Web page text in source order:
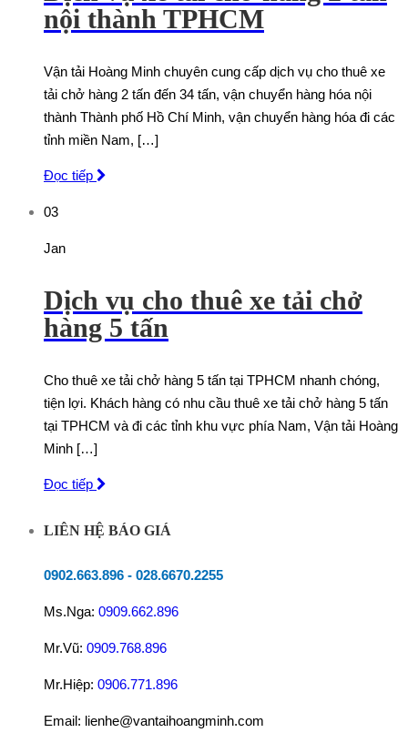
nội thành TPHCM
Vận tải Hoàng Minh chuyên cung cấp dịch vụ cho thuê xe
tải chở hàng 2 tấn đến 34 tấn, vận chuyển hàng hóa nội
thành Thành phố Hồ Chí Minh, vận chuyển hàng hóa đi các
tỉnh miền Nam, […]
Đọc tiếp
03
Jan
Dịch vụ cho thuê xe tải chở
hàng 5 tấn
Cho thuê xe tải chở hàng 5 tấn tại TPHCM nhanh chóng,
tiện lợi. Khách hàng có nhu cầu thuê xe tải chở hàng 5 tấn
tại TPHCM và đi các tỉnh khu vực phía Nam, Vận tải Hoàng
Minh […]
Đọc tiếp
LIÊN HỆ BÁO GIÁ
0902.663.896 - 028.6670.2255
Ms.Nga: 0909.662.896
Mr.Vũ: 0909.768.896
Mr.Hiệp: 0906.771.896
Email: lienhe@vantaihoangminh.com